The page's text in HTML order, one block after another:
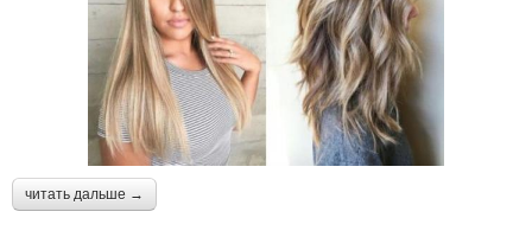
читать дальше →